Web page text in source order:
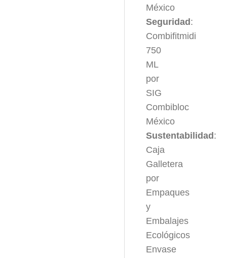
México
Seguridad :
Combifitmidi
750
ML
por
SIG
Combibloc
México
Sustentabilidad :
Caja
Galletera
por
Empaques
y
Embalajes
Ecológicos
Envase